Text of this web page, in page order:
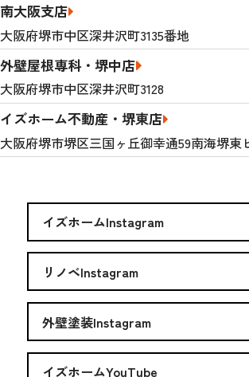
南大阪支店
大阪府堺市中区深井沢町3135番地
外壁屋根専科・堺中店
大阪府堺市中区深井沢町3128
イズホーム不動産・堺東店
大阪府堺市堺区三国ヶ丘御幸通59南海堺東
イズホームInstagram
リノベInstagram
外壁塗装Instagram
イズホームYouTube